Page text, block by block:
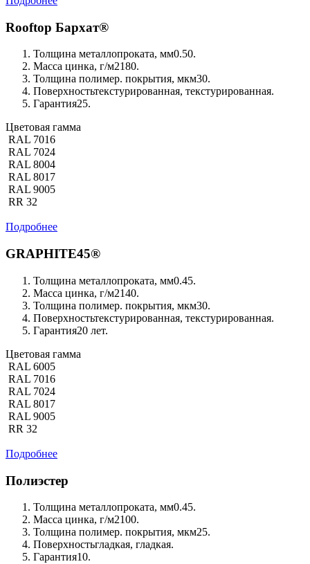
Rooftop Бархат®
Толщина металлопроката, мм0.50.
Масса цинка, г/м2180.
Толщина полимер. покрытия, мкм30.
Поверхностьтекстурированная, текстурированная.
Гарантия25.
Цветовая гамма
RAL 7016
RAL 7024
RAL 8004
RAL 8017
RAL 9005
RR 32
Подробнее
GRAPHITE45®
Толщина металлопроката, мм0.45.
Масса цинка, г/м2140.
Толщина полимер. покрытия, мкм30.
Поверхностьтекстурированная, текстурированная.
Гарантия20 лет.
Цветовая гамма
RAL 6005
RAL 7016
RAL 7024
RAL 8017
RAL 9005
RR 32
Подробнее
Полиэстер
Толщина металлопроката, мм0.45.
Масса цинка, г/м2100.
Толщина полимер. покрытия, мкм25.
Поверхностьгладкая, гладкая.
Гарантия10.